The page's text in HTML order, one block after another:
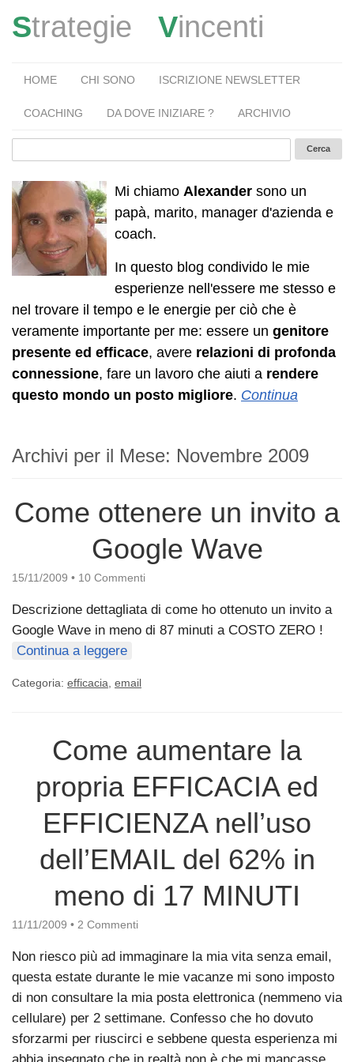
Strategie Vincenti
HOME CHI SONO ISCRIZIONE NEWSLETTER
COACHING DA DOVE INIZIARE ? ARCHIVIO
Mi chiamo Alexander sono un
papà, marito, manager d'azienda e
coach.
In questo blog condivido le mie
esperienze nell'essere me stesso e
nel trovare il tempo e le energie per ciò che è
veramente importante per me: essere un genitore
presente ed efficace, avere relazioni di profonda
connessione, fare un lavoro che aiuti a rendere
questo mondo un posto migliore. Continua
Archivi per il Mese: Novembre 2009
Come ottenere un invito a
Google Wave
15/11/2009 • 10 Commenti
Descrizione dettagliata di come ho ottenuto un invito a
Google Wave in meno di 87 minuti a COSTO ZERO !
Continua a leggere
Categoria: efficacia email
Come aumentare la
propria EFFICACIA ed
EFFICIENZA nell’uso
dell’EMAIL del 62% in
meno di 17 MINUTI
11/11/2009 • 2 Commenti
Non riesco più ad immaginare la mia vita senza email,
questa estate durante le mie vacanze mi sono imposto
di non consultare la mia posta elettronica (nemmeno via
cellulare) per 2 settimane. Confesso che ho dovuto
sforzarmi per riuscirci e sebbene questa esperienza mi